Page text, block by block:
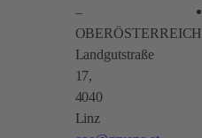
–
OBERÖSTERREICH
Landgutstraße
17,
4040
Linz